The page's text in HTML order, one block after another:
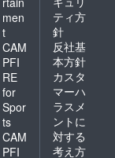
men
t
CAM
PFI
RE
for
Spor
ts
CAM
PFI
ティ方
針
反社基
本方針
カスタ
マーハ
ラスメ
ントに
対する
考え方